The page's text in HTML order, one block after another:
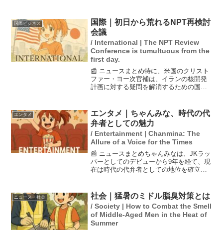
半年間で値上げが恒常化しており、特に
調味...
国際ビジネス
国際｜初日から荒れるNPT再検討
会議
/ International | The NPT Review
Conference is tumultuous from the
first day.
📰 ニュースまとめ特に、米国のクリスト
ファー・ヨー次官補は、イランの核開発
計画に対する疑問を解消するための国連
クで開幕した核拡散防止条約（NPT）再
検討会議は、イラ...
エンタメ
エンタメ｜ちゃんみな、時代の代
弁者としての魅力
/ Entertainment | Chanmina: The
Allure of a Voice for the Times
📰 ニュースまとめちゃんみなは、JKラッ
パーとしてのデビューから9年を経て、現
在は時代の代弁者としての地位を確立し
その後メジャーデビューを果たしたシン
グル『F...
ニュース・社会 社会｜猛暑のミドル脂臭対策とは
/ Society | How to Combat the Smell
of Middle-Aged Men in the Heat of
Summer